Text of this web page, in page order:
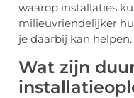
waarop installaties
milieuvriendelijker
je daarbij kan helpen.
Wat zijn